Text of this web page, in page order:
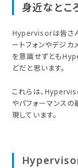
身近な​と
Hypervisorは皆さ
ートフォンやデジカ
を意識せずとも
どだと思います。
これらは、
やパフォーマンス
現しています。
Hypervisor